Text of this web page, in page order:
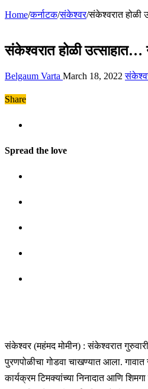
Home/कर्नाटक/संकेश्वर/संकेश्वरात होळी
संकेश्वरात होळी उत्साहात…
Belgaum Varta March 18, 2022
Share
Spread the love
संकेश्वर (महंमद मोमीन) : संकेश्वरात
पुरणपोळीचा गोडवा चाखण्यात आला.
कार्यक्रम टिमक्यांच्या निनादात आणि